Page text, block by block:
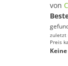
von
zuletzt
Preis